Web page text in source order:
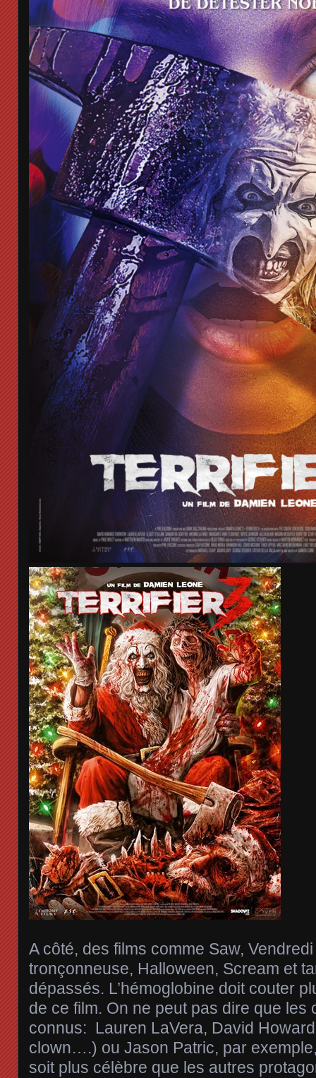
A côté, des films comme Saw,
tronçonneuse, Halloween, Scream et
dépassés. L’hémoglobine doit couter
de ce film. On ne peut pas dire que les
connus: Lauren LaVera, David
clown….) ou Jason Patric, par
soit plus célèbre que les autres